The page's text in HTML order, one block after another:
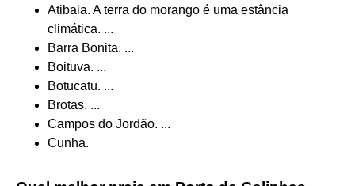
Atibaia. A terra do morango é uma estância
climática. ...
Barra Bonita. ...
Boituva. ...
Botucatu. ...
Brotas. ...
Campos do Jordão. ...
Cunha.